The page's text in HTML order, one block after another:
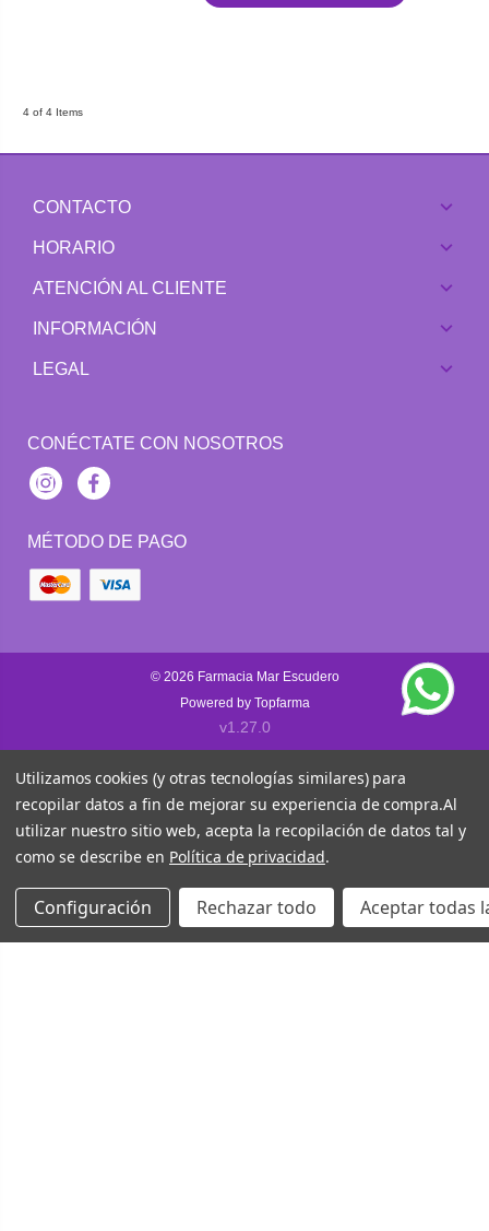
4 of 4 Items
CONTACTO
HORARIO
ATENCIÓN AL CLIENTE
INFORMACIÓN
LEGAL
CONÉCTATE CON NOSOTROS
InstagramFacebook
MÉTODO DE PAGO
© 2026 Farmacia Mar Escudero
Powered by Topfarma
v1.27.0
Utilizamos cookies (y otras tecnologías similares) para
recopilar datos a fin de mejorar su experiencia de compra.Al
utilizar nuestro sitio web, acepta la recopilación de datos tal y
como se describe en Política de privacidad.
Configuración Rechazar todo Aceptar todas